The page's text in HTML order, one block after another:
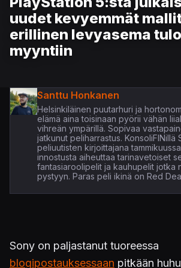
uudet kevyemmät
erillinen levyasema
myyntiin
Santtu Honkanen
Helsinkiläinen puutarhuri ja
elämä aina toisinaan pyörii vähän
vihreän ympärillä. Sopivaa
jatkunut peliharrastus. KonsoliFINillä
peliuutisten kirjoittajana
innostusta aiheuttaa tarinavetoiset
fantasiaroolipelit ja kauhupelit jotka
pystyyn. Paras peli ikinä on Red
Sony on paljastanut tuoreessa
blogipostauksessaan pitkään